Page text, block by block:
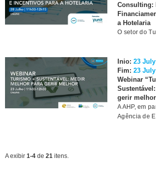
Consulting:
a Hotelaria
O setor do
Inio: 23
Fim: 23
Webinar
gerir
A AHP, em
Agência de
A exibir 1-4 de 21 itens.